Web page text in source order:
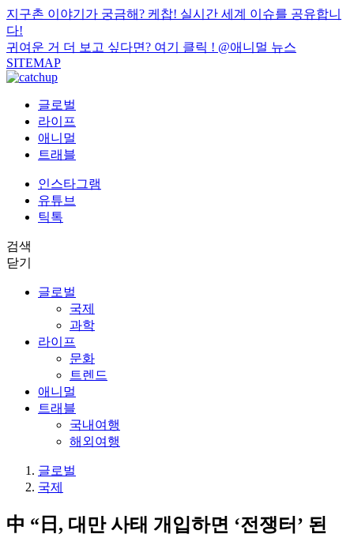
지구촌 이야기가 궁금해? 케찹! 실시간 세계 이슈를 공유합니
다!
귀여운 거 더 보고 싶다면? 여기 클릭 ! @애니멀 뉴스
SITEMAP
글로벌
라이프
애니멀
트래블
인스타그램
유튜브
틱톡
검색
닫기
글로벌
국제
과학
라이프
문화
트렌드
애니멀
트래블
국내여행
해외여행
글로벌
국제
中 “日, 대만 사태 개입하면 ‘전쟁터’ 된